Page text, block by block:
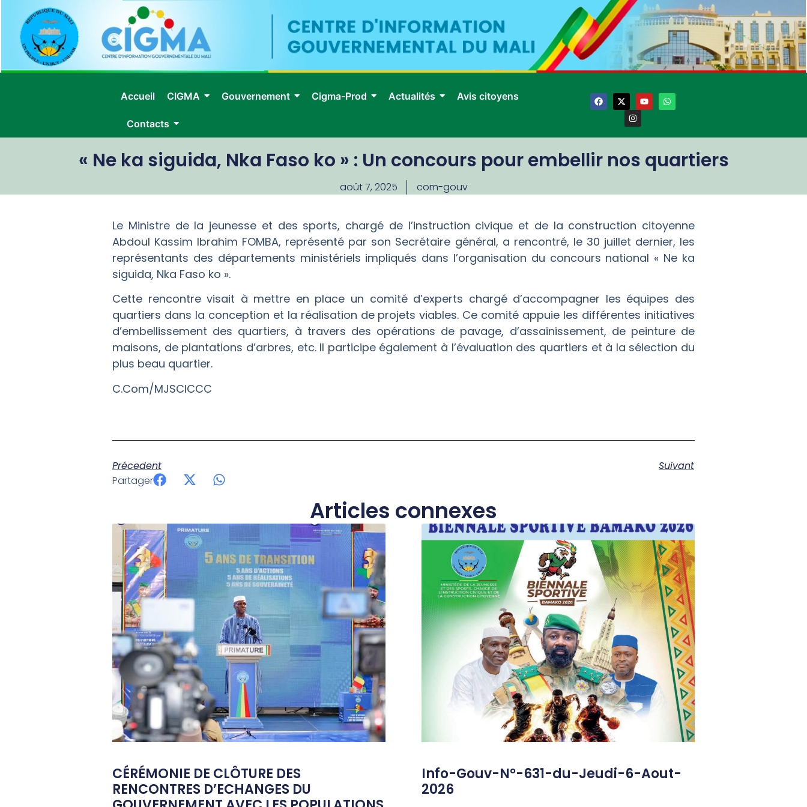
Accueil CIGMA Gouvernement Cigma-Prod Actualités Avis citoyens
Contacts
« Ne ka siguida, Nka Faso ko » : Un concours pour embellir nos quartiers
août 7, 2025 com-gouv
Le Ministre de la jeunesse et des sports, chargé de l’instruction civique et de la construction citoyenne
Abdoul Kassim Ibrahim FOMBA, représenté par son Secrétaire général, a rencontré, le 30 juillet dernier, les
représentants des départements ministériels impliqués dans l’organisation du concours national « Ne ka
siguida, Nka Faso ko ».
Cette rencontre visait à mettre en place un comité d’experts chargé d’accompagner les équipes des
quartiers dans la conception et la réalisation de projets viables. Ce comité appuie les différentes initiatives
d’embellissement des quartiers, à travers des opérations de pavage, d’assainissement, de peinture de
maisons, de plantations d’arbres, etc. Il participe également à l’évaluation des quartiers et à la sélection du
plus beau quartier.
C.Com/MJSCICCC
Précedent
Suivant
Partager
Articles connexes
CÉRÉMONIE DE CLÔTURE DES
RENCONTRES D’ECHANGES DU
Info-Gouv-N°-631-du-Jeudi-6-Aout-
2026